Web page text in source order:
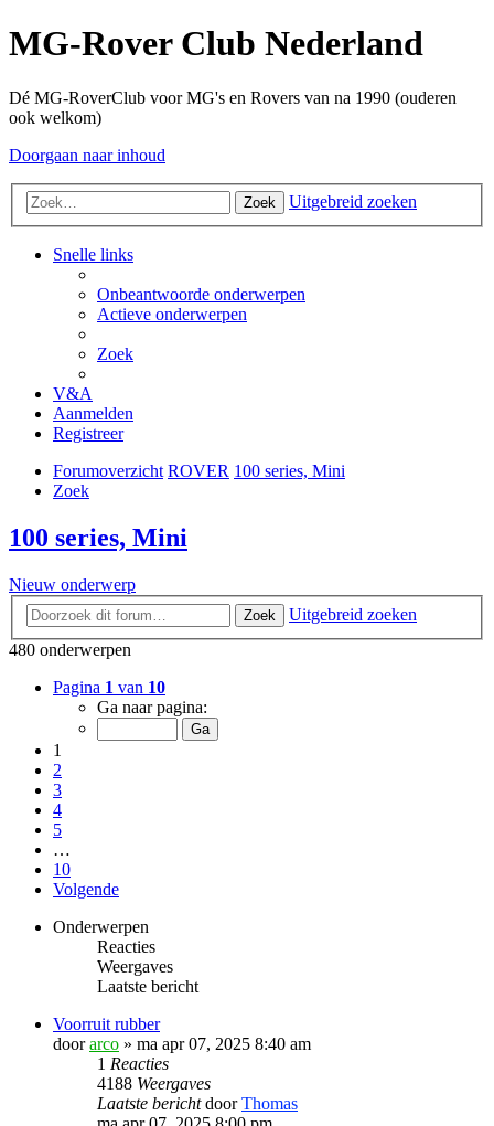
MG-Rover Club Nederland
Dé MG-RoverClub voor MG's en Rovers van na 1990 (ouderen
ook welkom)
Doorgaan naar inhoud
Zoek Uitgebreid zoeken
Snelle links
Onbeantwoorde onderwerpen
Actieve onderwerpen
Zoek
V&A
Aanmelden
Registreer
Forumoverzicht ROVER 100 series, Mini
Zoek
100 series, Mini
Nieuw onderwerp
Zoek
Uitgebreid zoeken
480 onderwerpen
Pagina 1 van 10
Ga naar pagina:
1
2
3
4
5
…
10
Volgende
Onderwerpen
Reacties
Weergaves
Laatste bericht
Voorruit rubber
doorarco » ma apr 07, 2025 8:40 am
1 Reacties
4188 Weergaves
Laatste berichtdoorThomas